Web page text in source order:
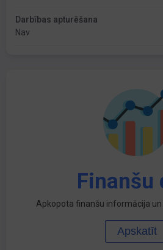
Darbības apturēšana
Nav
Finanšu
Apkopota finanšu informācija
Apskatīt